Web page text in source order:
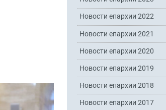
Новости епархии 2022
Новости епархии 2021
Новости епархии 2020
Новости епархии 2019
Новости епархии 2018
Новости епархии 2017